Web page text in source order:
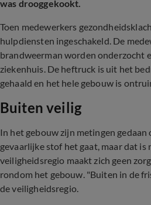
was drooggekookt.
Toen medewerkers
hulpdiensten ingeschakeld. De
brandweerman worden onderzocht
ziekenhuis. De heftruck is uit het
gehaald en het hele gebouw is
Buiten veilig
In het gebouw zijn metingen gedaan
gevaarlijke stof het gaat, maar dat is
veiligheidsregio maakt zich geen
rondom het gebouw. "Buiten in de
de veiligheidsregio.